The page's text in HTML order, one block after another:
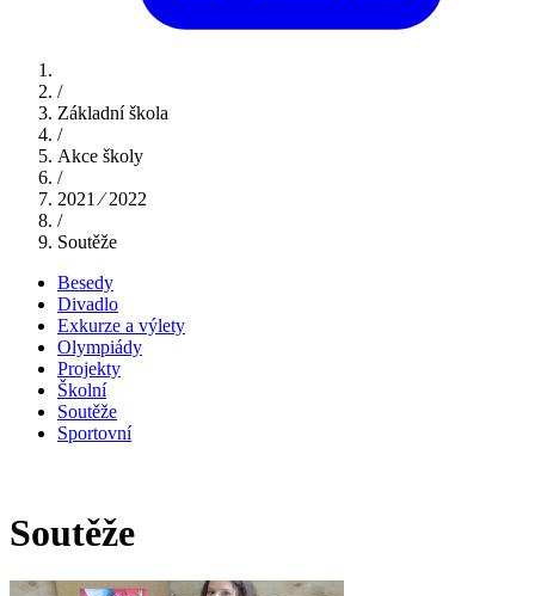
/
Základní škola
/
Akce školy
/
2021 ⁄ 2022
/
Soutěže
Besedy
Divadlo
Exkurze a výlety
Olympiády
Projekty
Školní
Soutěže
Sportovní
Soutěže